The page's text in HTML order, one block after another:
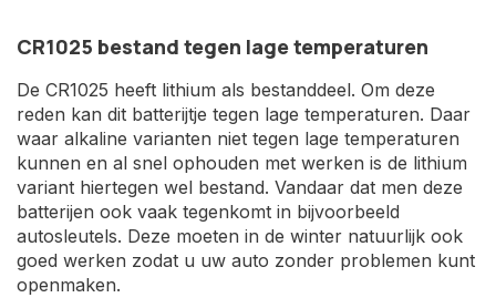
CR1025 bestand tegen lage temperaturen
De CR1025 heeft lithium als bestanddeel. Om deze
reden kan dit batterijtje tegen lage temperaturen. Daar
waar alkaline varianten niet tegen lage temperaturen
kunnen en al snel ophouden met werken is de lithium
variant hiertegen wel bestand. Vandaar dat men deze
batterijen ook vaak tegenkomt in bijvoorbeeld
autosleutels. Deze moeten in de winter natuurlijk ook
goed werken zodat u uw auto zonder problemen kunt
openmaken.